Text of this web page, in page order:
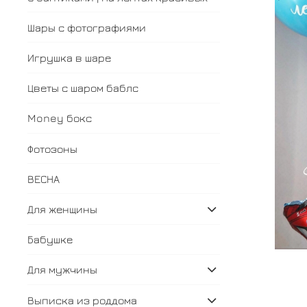
Шары с фотографиями
Игрушка в шаре
Цветы с шаром баблс
Money бокс
Фотозоны
ВЕСНА
Для женщины
Бабушке
Для мужчины
Выписка из роддома